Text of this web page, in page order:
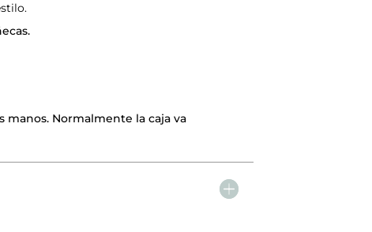
Normalmente la caja va